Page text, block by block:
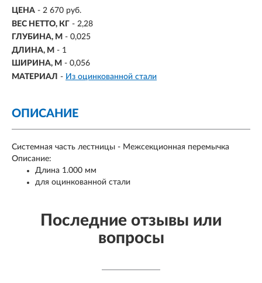
ЦЕНА - 2 670 руб.
ВЕС НЕТТО, КГ - 2,28
ГЛУБИНА, М - 0,025
ДЛИНА, М - 1
ШИРИНА, М - 0,056
МАТЕРИАЛ - Из оцинкованной стали
ОПИСАНИЕ
Системная часть лестницы - Межсекционная перемычка
Описание:
Длина 1.000 мм
для оцинкованной стали
Последние отзывы или
вопросы